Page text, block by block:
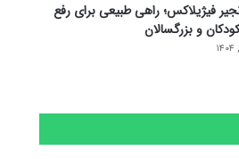
فیژیلاکس؛ راهی طبیعی برای رفع
و بزرگسالان